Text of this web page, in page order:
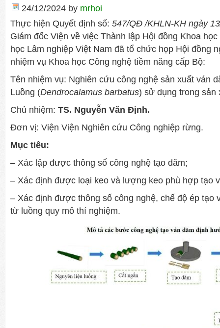
24/12/2024 by mrhoi
Thực hiện Quyết định số: 547/QĐ /KHLN-KH ngày
Giám đốc Viện về việc Thành lập Hội đồng Khoa
học Lâm nghiệp Việt Nam đã tổ chức họp Hội đồng
nhiệm vụ Khoa học Công nghệ tiềm năng cấp Bộ:
Tên nhiệm vụ: Nghiên cứu công nghệ sản xuất ván
Luồng (Dendrocalamus barbatus) sử dụng trong sản
Chủ nhiệm: TS. Nguyễn Văn Định.
Đơn vị: Viện Viện Nghiên cứu Công nghiệp rừng.
Mục tiêu:
– Xác lập được thông số công nghệ tạo dăm;
– Xác định được loại keo và lượng keo phù hợp tạo
– Xác định được thông số công nghệ, chế độ ép tạo
từ luồng quy mô thí nghiệm.